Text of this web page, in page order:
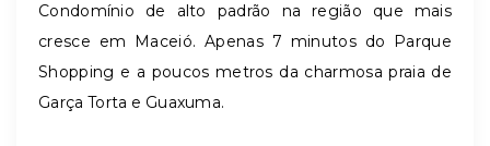
Condomínio de alto padrão na região que mais
cresce em Maceió. Apenas 7 minutos do Parque
Shopping e a poucos metros da charmosa praia de
Garça Torta e Guaxuma.